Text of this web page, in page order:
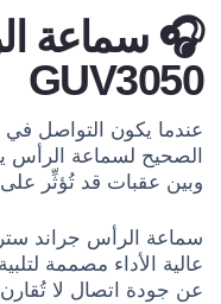
🎧 سماعة
GUV3050
عندما يكون التواصل في
الصحيح لسماعة الرأس
وبين عقبات قد تُؤثِّر على
عالية الأداء مصممة
عن جودة اتصال لا تُقارن